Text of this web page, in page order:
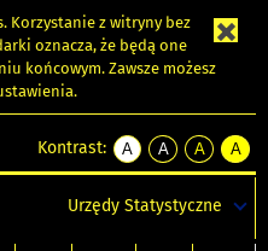
. Korzystanie z witryny bez
oznacza, że będą one
końcowym. Zawsze możesz
Kontrast:
A
kontrast
A
kontrast
tekst
czarnym
A
kontrast
tekst
czarnym
A
tekst
żółtym
Urzędy Statystyczne